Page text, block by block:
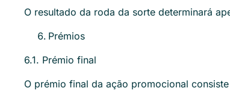
O resultado da roda da sorte determinará
Prémios
6.1. Prémio final
O prémio final da ação promocional